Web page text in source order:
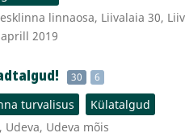
linnaosa, Liivalaia 30,
2019
30 6
turvalisus
Külatalgud
Udeva, Udeva mõis